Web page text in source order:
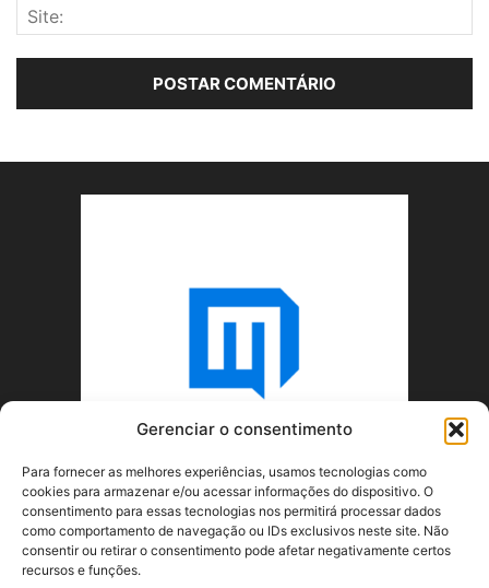
Gerenciar o consentimento
Para fornecer as melhores experiências, usamos tecnologias como
cookies para armazenar e/ou acessar informações do dispositivo. O
consentimento para essas tecnologias nos permitirá processar dados
como comportamento de navegação ou IDs exclusivos neste site. Não
consentir ou retirar o consentimento pode afetar negativamente certos
recursos e funções.